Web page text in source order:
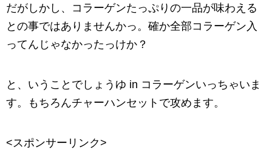
だがしかし、コラーゲンたっぷりの一品が味わえる
との事ではありませんかっ。確か全部コラーゲン入
ってんじゃなかったっけか？
と、いうことでしょうゆ in コラーゲンいっちゃいま
す。もちろんチャーハンセットで攻めます。
<スポンサーリンク>